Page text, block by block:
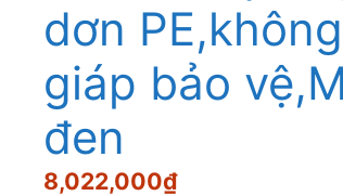
dơn
giáp bảo
đen
8,022,000₫